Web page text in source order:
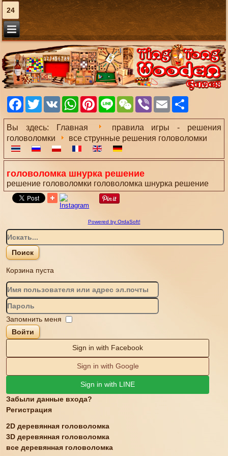
24
Facebook
TwitterVK WhatsApp
Pinterest
Line WeChatViber Email
Вы здесь: Главная
правила игры - решения
головоломки
все струнные решения головоломки
головоломка шнурка pешение
решение головоломки головоломка шнурка pешение
Powered by OrdaSoft!
Корзина пуста
Запомнить меня
Войти
Sign in with Facebook
Sign in with Google
Sign in with LINE
Забыли данные входа?
Регистрация
2D деревянная головоломка
3D деревянная головоломка
все деревянная головоломка